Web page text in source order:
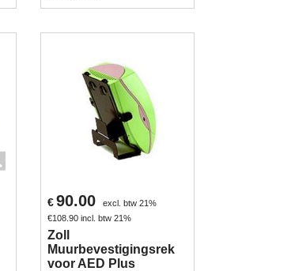
€90.00
excl. btw 21%
€108.90 incl. btw 21%
Zoll
Muurbevestigingsrek
voor AED Plus